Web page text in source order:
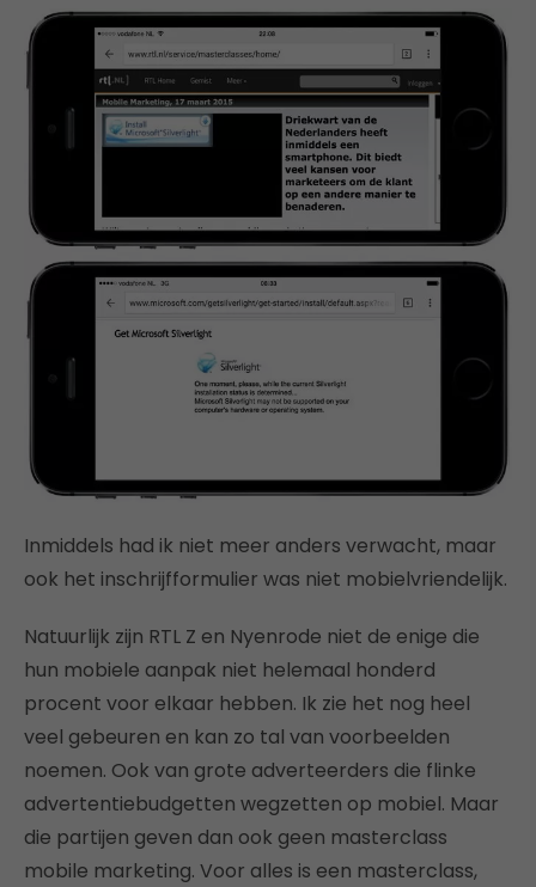
Inmiddels had ik niet meer anders verwacht, maar
ook het inschrijfformulier was niet mobielvriendelijk.
Natuurlijk zijn RTL Z en Nyenrode niet de enige die
hun mobiele aanpak niet helemaal honderd
procent voor elkaar hebben. Ik zie het nog heel
veel gebeuren en kan zo tal van voorbeelden
noemen. Ook van grote adverteerders die flinke
advertentiebudgetten wegzetten op mobiel. Maar
die partijen geven dan ook geen masterclass
mobile marketing. Voor alles is een masterclass,